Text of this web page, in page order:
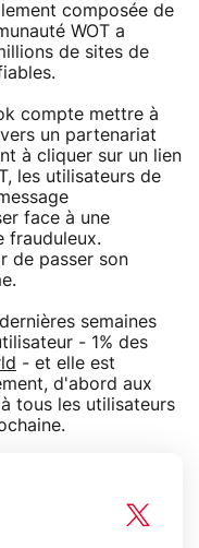
composée de
WOT a
de sites de
compte mettre à
un partenariat
à cliquer sur un lien
les utilisateurs de
face à une
frauduleux.
de passer son
semaines
- 1% des
- et elle est
d'abord aux
tous les utilisateurs